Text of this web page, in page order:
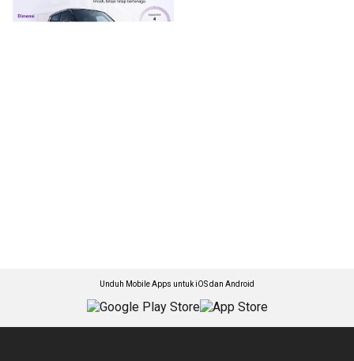
Unduh Mobile Apps untuk iOS dan Android